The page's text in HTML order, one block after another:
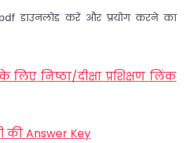
pdf डाउनलोड करें और प्रयोग करने का
लिए निष्ठा/दीक्षा प्रशिक्षण लिंक
की Answer Key